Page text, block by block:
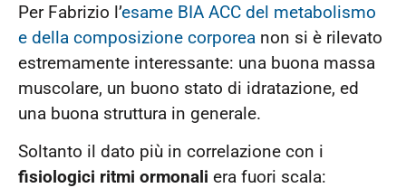
Per Fabrizio l’esame BIA ACC del metabolismo
e della composizione corporea non si è rilevato
estremamente interessante: una buona massa
muscolare, un buono stato di idratazione, ed
una buona struttura in generale.
Soltanto il dato più in correlazione con i
fisiologici ritmi ormonali era fuori scala: